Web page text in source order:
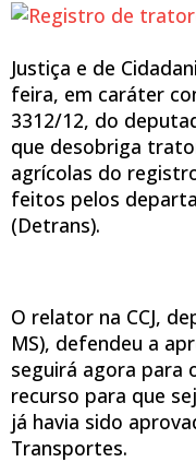
Justiça e de
feira, em caráter
3312/12, do
que desobriga
agrícolas do
feitos pelos
(Detrans).
O relator na CCJ,
MS), defendeu a
seguirá agora para
recurso para que
já havia sido
Transportes.